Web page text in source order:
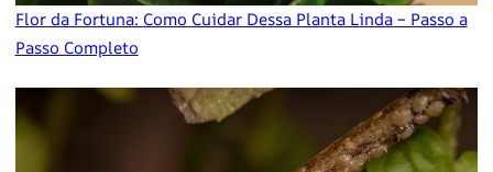
Flor da Fortuna: Como Cuidar Dessa Planta Linda – Passo a
Passo Completo